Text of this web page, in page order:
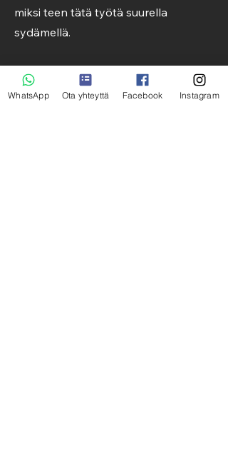
miksi teen tätä työtä suurella
sydämellä.
Miksi valita juuri minut kuvaajaksesi
Lappeenrannassa?
WhatsApp Ota yhteyttä Facebook Instagram